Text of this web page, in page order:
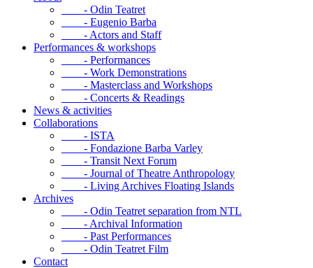
- Odin Teatret
- Eugenio Barba
- Actors and Staff
Performances & workshops
- Performances
- Work Demonstrations
- Masterclass and Workshops
- Concerts & Readings
News & activities
Collaborations
- ISTA
- Fondazione Barba Varley
- Transit Next Forum
- Journal of Theatre Anthropology
- Living Archives Floating Islands
Archives
- Odin Teatret separation from NTL
- Archival Information
- Past Performances
- Odin Teatret Film
Contact